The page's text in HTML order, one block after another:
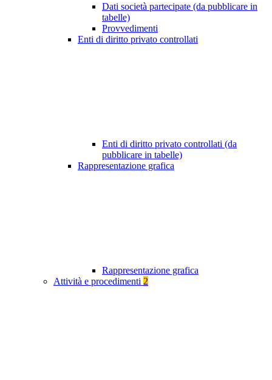
Dati società partecipate (da pubblicare in
tabelle)
Provvedimenti
Enti di diritto privato controllati
Enti di diritto privato controllati (da
pubblicare in tabelle)
Rappresentazione grafica
Rappresentazione grafica
Attività e procedimenti 2